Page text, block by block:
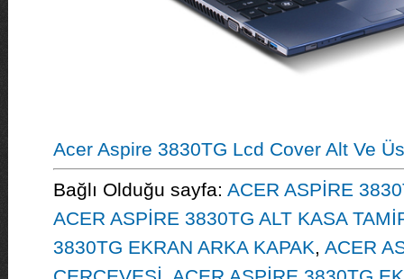
Acer Aspire 3830TG Lcd Cover Alt Ve
Bağlı Olduğu sayfa: ACER ASPİRE
ACER ASPİRE 3830TG ALT KASA
3830TG EKRAN ARKA KAPAK, ACER